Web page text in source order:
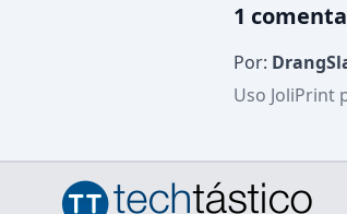
1
Por:
Uso JoliPrint